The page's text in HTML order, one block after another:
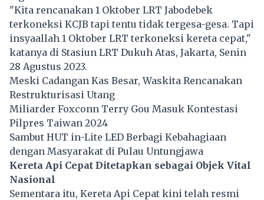
"Kita rencanakan 1 Oktober LRT Jabodebek
terkoneksi KCJB tapi tentu tidak tergesa-gesa. Tapi
insyaallah 1 Oktober LRT terkoneksi kereta cepat,"
katanya di Stasiun LRT Dukuh Atas, Jakarta, Senin
28 Agustus 2023.
Meski Cadangan Kas Besar, Waskita Rencanakan
Restrukturisasi Utang
Miliarder Foxconn Terry Gou Masuk Kontestasi
Pilpres Taiwan 2024
Sambut HUT in-Lite LED Berbagi Kebahagiaan
dengan Masyarakat di Pulau Untungjawa
Kereta Api Cepat Ditetapkan sebagai Objek Vital
Nasional
Sementara itu, Kereta Api Cepat kini telah resmi